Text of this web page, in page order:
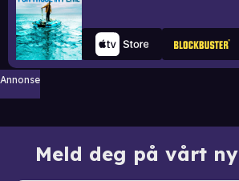
Annonse
Meld deg på vårt